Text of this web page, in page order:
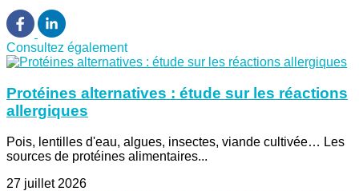
Consultez également
Protéines alternatives : étude sur les réactions
allergiques
Pois, lentilles d'eau, algues, insectes, viande cultivée… Les
sources de protéines alimentaires...
27 juillet 2026